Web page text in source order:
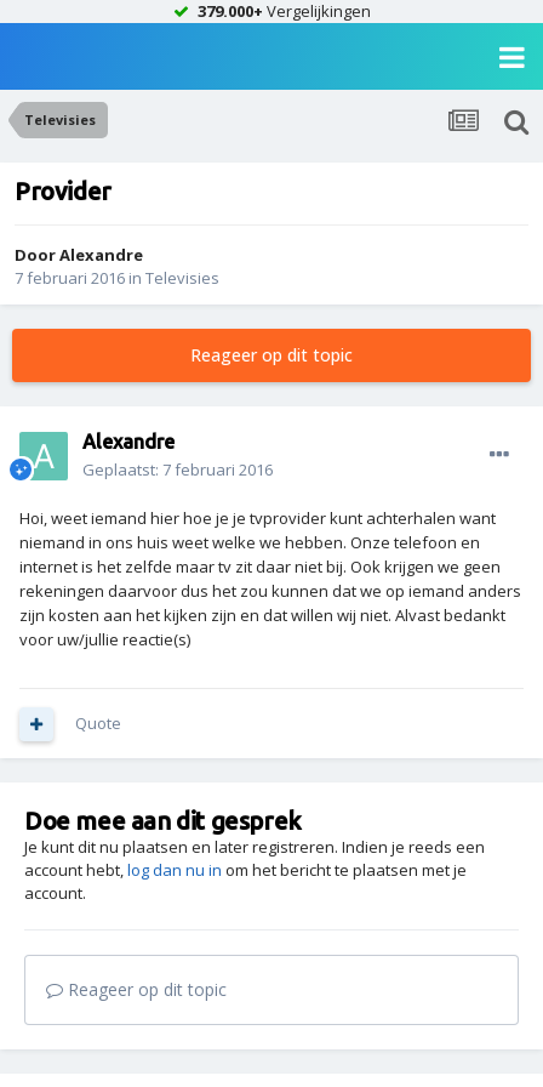
379.000+ Vergelijkingen
Televisies
Provider
DoorAlexandre
7 februari 2016 in Televisies
Reageer op dit topic
Alexandre
Geplaatst: 7 februari 2016
Hoi, weet iemand hier hoe je je tvprovider kunt achterhalen want
niemand in ons huis weet welke we hebben. Onze telefoon en
internet is het zelfde maar tv zit daar niet bij. Ook krijgen we geen
rekeningen daarvoor dus het zou kunnen dat we op iemand anders
zijn kosten aan het kijken zijn en dat willen wij niet. Alvast bedankt
voor uw/jullie reactie(s)
Quote
Doe mee aan dit gesprek
Je kunt dit nu plaatsen en later registreren. Indien je reeds een
account hebt,log dan nu in om het bericht te plaatsen met je
account.
Reageer op dit topic